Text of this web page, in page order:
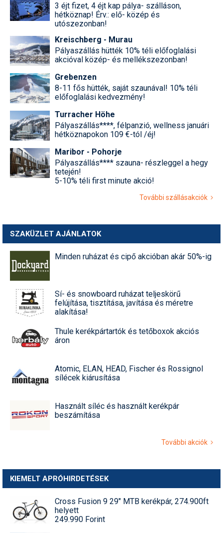
3 éjt fizet, 4 éjt kap pálya- szálláson,
hétköznap! Érv.: elő- közép és
utószezonban!
Kreischberg - Murau
Pályaszállás hütték 10% téli előfoglalási
akcióval közép- és mellékszezonban!
Grebenzen
8-11 fős hütték, saját szaunával! 10% téli
előfoglalási kedvezmény!
Turracher Höhe
Pályaszállás****, félpanzió, wellness januári
hétköznapokon 109 €-tól /éj!
Maribor - Pohorje
Pályaszállás**** szauna- részleggel a hegy
tetején!
5-10% téli first minute akció!
További szállásakciók
SZAKÜZLET AJÁNLATOK
Minden ruházat és cipő akcióban akár 50%-ig
Sí- és snowboard ruházat teljeskörű
felújítása, tisztítása, javítása és méretre
alakítása!
Thule kerékpártartók és tetőboxok akciós
áron
Atomic, ELAN, HEAD, Fischer és Rossignol
sílécek kiárusítása
Használt síléc és használt kerékpár
beszámítása
További akciók
KIEMELT APRÓHIRDETÉSEK
Cross Fusion 9 29" MTB kerékpár, 274.900ft
helyett
249.990 Forint